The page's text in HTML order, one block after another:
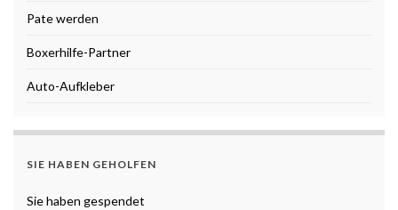
Pate werden
Boxerhilfe-Partner
Auto-Aufkleber
SIE HABEN GEHOLFEN
Sie haben gespendet